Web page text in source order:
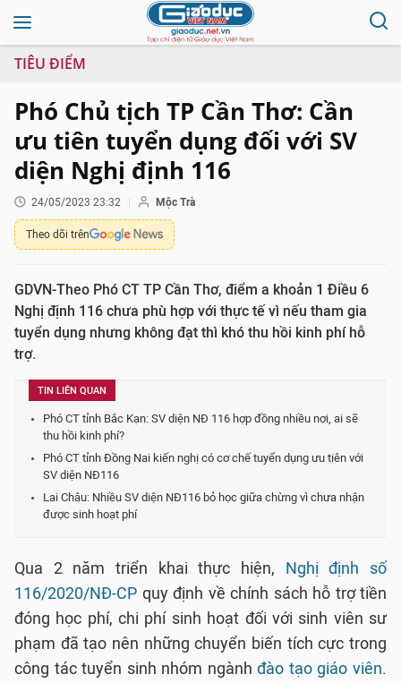
TIÊU ĐIỂM
Phó Chủ tịch TP Cần Thơ: Cần
ưu tiên tuyển dụng đối với SV
diện Nghị định 116
24/05/2023 23:32 Mộc Trà
Theo dõi trên
GDVN-Theo Phó CT TP Cần Thơ, điểm a khoản 1 Điều 6
Nghị định 116 chưa phù hợp với thực tế vì nếu tham gia
tuyển dụng nhưng không đạt thì khó thu hồi kinh phí hỗ
trợ.
TIN LIÊN QUAN
Phó CT tỉnh Bắc Kạn: SV diện NĐ 116 hợp đồng nhiều nơi, ai sẽ
thu hồi kinh phí?
Phó CT tỉnh Đồng Nai kiến nghị có cơ chế tuyển dụng ưu tiên với
SV diện NĐ116
Lai Châu: Nhiều SV diện NĐ116 bỏ học giữa chừng vì chưa nhận
được sinh hoạt phí
Qua 2 năm triển khai thực hiện, Nghị định số
116/2020/NĐ-CP quy định về chính sách hỗ trợ tiền
đóng học phí, chi phí sinh hoạt đối với sinh viên sư
phạm đã tạo nên những chuyển biến tích cực trong
công tác tuyển sinh nhóm ngànhđào tạo giáo viên.